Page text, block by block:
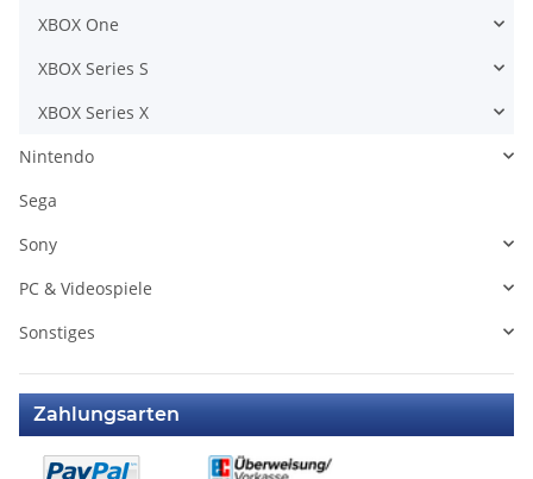
XBOX One
XBOX Series S
XBOX Series X
Nintendo
Sega
Sony
PC & Videospiele
Sonstiges
Zahlungsarten